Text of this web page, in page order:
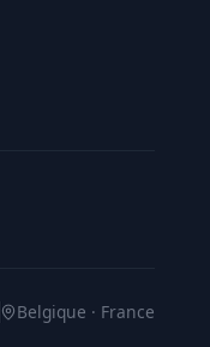
Belgique · France